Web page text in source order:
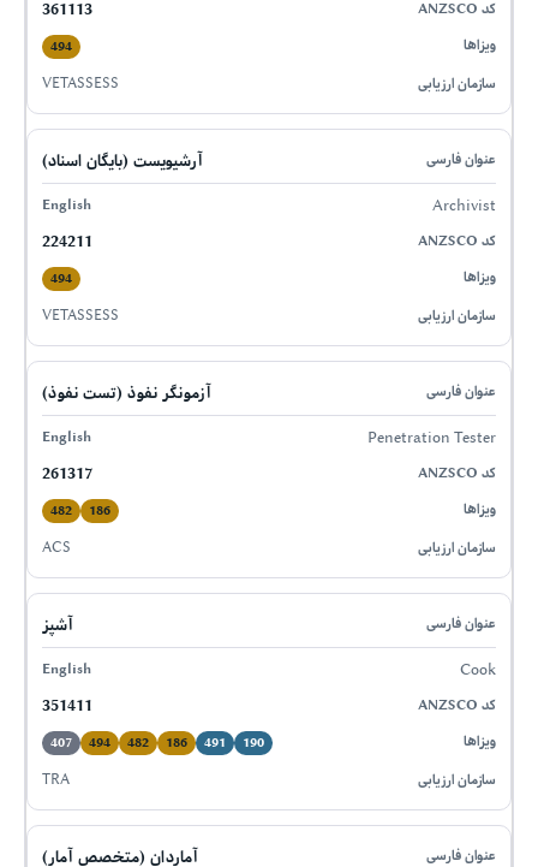
361113
494
VETASSESS
آرشیویست (بایگان اسناد)
Archivist
224211
494
VETASSESS
آزمونگر نفوذ (تست نفوذ)
Penetration Tester
261317
186
482
ACS
آشپز
Cook
351411
190
491
186
482
494
407
TRA
آماردان (متخصص آمار)